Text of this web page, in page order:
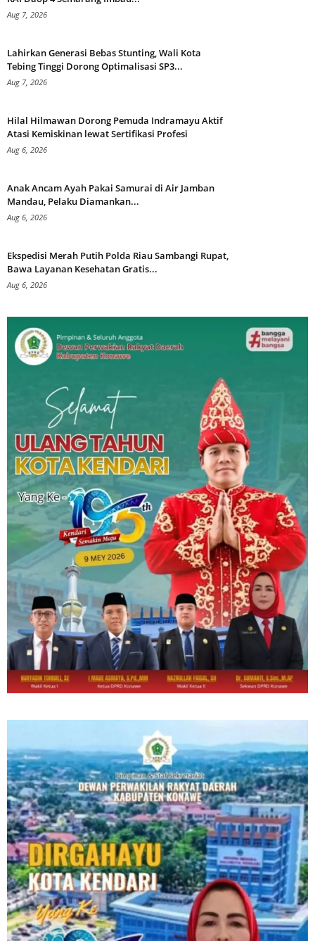
Aug 7, 2026
Lahirkan Generasi Bebas Stunting, Wali Kota
Tebing Tinggi Dorong Optimalisasi SP3...
Aug 7, 2026
Hilal Hilmawan Dorong Pemuda Indramayu Aktif
Atasi Kemiskinan lewat Sertifikasi Profesi
Aug 6, 2026
Anak Ancam Ayah Pakai Samurai di Air Jamban
Mandau, Pelaku Diamankan...
Aug 6, 2026
Ekspedisi Merah Putih Polda Riau Sambangi Rupat,
Bawa Layanan Kesehatan Gratis...
Aug 6, 2026